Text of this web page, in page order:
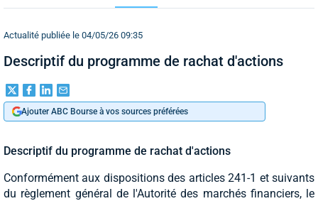
Actualité publiée le 04/05/26 09:35
Descriptif du programme de rachat d'actions
Ajouter ABC Bourse à vos sources préférées
Descriptif du programme de rachat d'actions
Conformément aux dispositions des articles 241-1 et suivants
du règlement général de l'Autorité des marchés financiers, le